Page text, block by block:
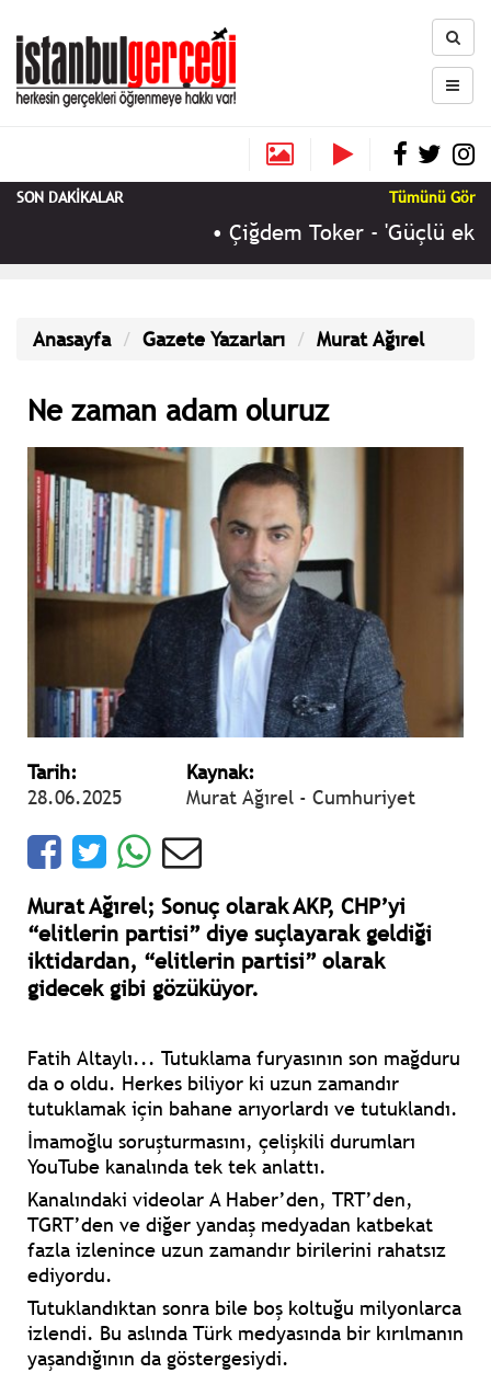
SON DAKİKALAR Tümünü Gör
Çiğdem Toker - 'Güçlü
Anasayfa Gazete Yazarları Murat Ağırel
Ne zaman adam oluruz
Tarih:
28.06.2025
Kaynak:
Murat Ağırel - Cumhuriyet
Murat Ağırel; Sonuç olarak AKP, CHP’yi
“elitlerin partisi” diye suçlayarak geldiği
iktidardan, “elitlerin partisi” olarak
gidecek gibi gözüküyor.
Fatih Altaylı... Tutuklama furyasının son mağduru
da o oldu. Herkes biliyor ki uzun zamandır
tutuklamak için bahane arıyorlardı ve tutuklandı.
İmamoğlu soruşturmasını, çelişkili durumları
YouTube kanalında tek tek anlattı.
Kanalındaki videolar A Haber’den, TRT’den,
TGRT’den ve diğer yandaş medyadan katbekat
fazla izlenince uzun zamandır birilerini rahatsız
ediyordu.
Tutuklandıktan sonra bile boş koltuğu milyonlarca
izlendi. Bu aslında Türk medyasında bir kırılmanın
yaşandığının da göstergesiydi.